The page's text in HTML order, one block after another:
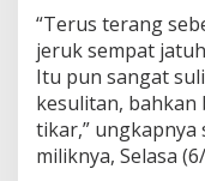
“Terus terang
jeruk sempat
Itu pun sangat
kesulitan, bahkan
tikar,”
miliknya, Selasa